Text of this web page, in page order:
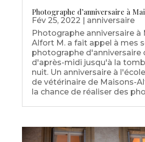
Photographe d’anniversaire à
Fév 25, 2022
anniversaire
Photographe anniversaire à
Alfort M. a fait appel à mes
photographe d'anniversaire
d'après-midi jusqu'à la
nuit. Un anniversaire à
de vétérinaire de Maisons-
la chance de réaliser des